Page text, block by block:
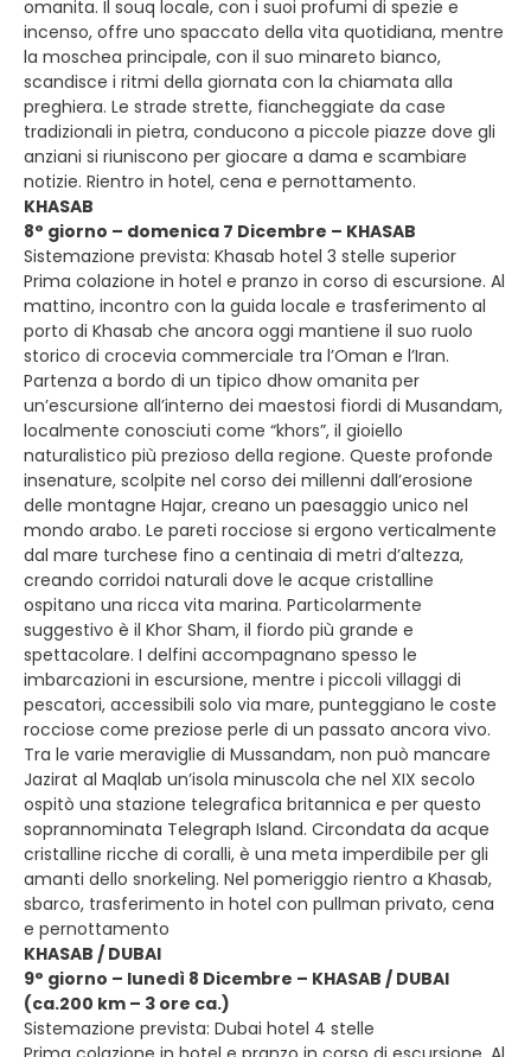
omanita. Il souq locale, con i suoi profumi di spezie e
incenso, offre uno spaccato della vita quotidiana, mentre
la moschea principale, con il suo minareto bianco,
scandisce i ritmi della giornata con la chiamata alla
preghiera. Le strade strette, fiancheggiate da case
tradizionali in pietra, conducono a piccole piazze dove gli
anziani si riuniscono per giocare a dama e scambiare
notizie. Rientro in hotel, cena e pernottamento.
KHASAB
8° giorno – domenica 7 Dicembre – KHASAB
Sistemazione prevista: Khasab hotel 3 stelle superior
Prima colazione in hotel e pranzo in corso di escursione. Al
mattino, incontro con la guida locale e trasferimento al
porto di Khasab che ancora oggi mantiene il suo ruolo
storico di crocevia commerciale tra l’Oman e l’Iran.
Partenza a bordo di un tipico dhow omanita per
un’escursione all’interno dei maestosi fiordi di Musandam,
localmente conosciuti come “khors”, il gioiello
naturalistico più prezioso della regione. Queste profonde
insenature, scolpite nel corso dei millenni dall’erosione
delle montagne Hajar, creano un paesaggio unico nel
mondo arabo. Le pareti rocciose si ergono verticalmente
dal mare turchese fino a centinaia di metri d’altezza,
creando corridoi naturali dove le acque cristalline
ospitano una ricca vita marina. Particolarmente
suggestivo è il Khor Sham, il fiordo più grande e
spettacolare. I delfini accompagnano spesso le
imbarcazioni in escursione, mentre i piccoli villaggi di
pescatori, accessibili solo via mare, punteggiano le coste
rocciose come preziose perle di un passato ancora vivo.
Tra le varie meraviglie di Mussandam, non può mancare
Jazirat al Maqlab un’isola minuscola che nel XIX secolo
ospitò una stazione telegrafica britannica e per questo
soprannominata Telegraph Island. Circondata da acque
cristalline ricche di coralli, è una meta imperdibile per gli
amanti dello snorkeling. Nel pomeriggio rientro a Khasab,
sbarco, trasferimento in hotel con pullman privato, cena
e pernottamento
KHASAB / DUBAI
9° giorno – lunedì 8 Dicembre – KHASAB / DUBAI
(ca.200 km – 3 ore ca.)
Sistemazione prevista: Dubai hotel 4 stelle